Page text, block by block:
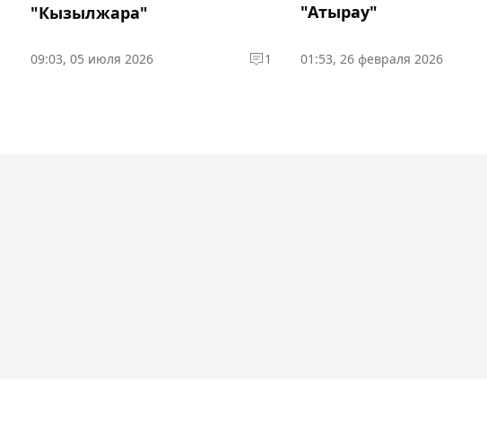
"Кызылжара"
09:03, 05 июля 2026 1
"Атырау"
01:53, 26 февраля 2026